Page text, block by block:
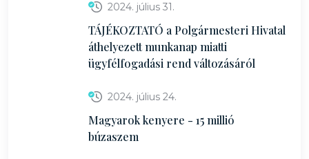
2024. július 31.
TÁJÉKOZTATÓ a Polgármesteri Hivatal
áthelyezett munkanap miatti
ügyfélfogadási rend változásáról
2024. július 24.
Magyarok kenyere - 15 millió
búzaszem